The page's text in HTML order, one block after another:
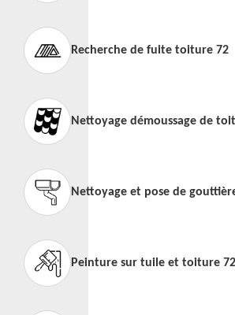
Recherche de fuite toiture 72
Nettoyage démoussage de
Nettoyage et pose de
Peinture sur tuile et toiture 72